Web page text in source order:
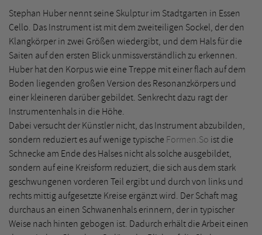
Stephan Huber nennt seine Skulptur im Stadtgarten in Essen
Cello. Das Instrument ist mit dem zweiteiligen Sockel, der den
Klangkörper in zwei Größen wiedergibt, und dem Hals für die
Saiten auf den ersten Blick unmissverständlich zu erkennen.
Huber hat den Korpus wie eine Treppe mit einer flach auf dem
Boden liegenden großen Version des Resonanzkörpers und
einer kleineren darüber gebildet. Senkrecht dazu ragt der
Instrumentenhals in die Höhe.
Dabei versucht der Künstler nicht, das Instrument abzubilden,
sondern reduziert es auf wenige typische Formen.So ist die
Schnecke am Ende des Halses nicht als solche ausgebildet,
sondern auf eine Kreisform reduziert, die sich aus dem stark
geschwungenen vorderen Teil ergibt und durch von links und
rechts mittig aufgesetzte Kreise ergänzt wird. Der Schaft mag
durchaus an einen Schwanenhals erinnern, der in typischer
Weise nach hinten gebogen ist. Dadurch erhält die Arbeit einen